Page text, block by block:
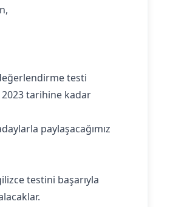
testi
tarihine kadar
paylaşacağımız
testini başarıyla